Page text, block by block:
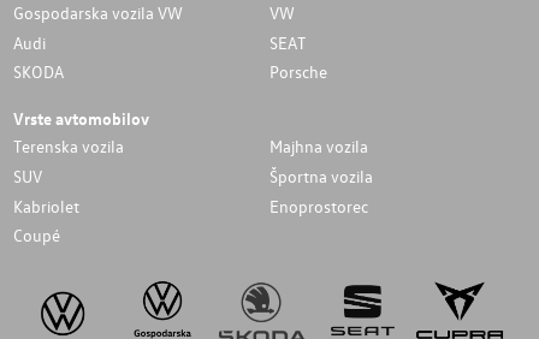
Gospodarska vozila VW
VW
Audi
SEAT
SKODA
Porsche
Vrste avtomobilov
Terenska vozila
Majhna vozila
SUV
Športna vozila
Kabriolet
Enoprostorec
Coupé